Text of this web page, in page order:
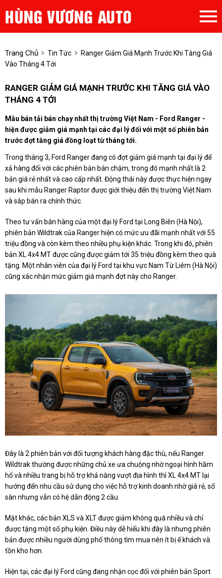
Trang Chủ Tin Tức
Ranger Giảm Giá Mạnh Trước Khi Tăng Giá
Vào Tháng 4 Tới
RANGER GIẢM GIÁ MẠNH TRƯỚC KHI TĂNG GIÁ VÀO
THÁNG 4 TỚI
Mẫu bán tải bán chạy nhất thị trường Việt Nam - Ford Ranger -
hiện được giảm giá mạnh tại các đại lý đối với một số phiên bản
trước đợt tăng giá đồng loạt từ tháng tới.
Trong tháng 3, Ford Ranger đang có đợt giảm giá mạnh tại đại lý để
xả hàng đối với các phiên bản bán chậm, trong đó mạnh nhất là 2
bản giá rẻ nhất và cao cấp nhất. Động thái này được thực hiện ngay
sau khi mẫu Ranger Raptor được giới thiệu đến thị trường Việt Nam
và sắp bán ra chính thức.
Theo tư vấn bán hàng của một đại lý Ford tại Long Biên (Hà Nội),
phiên bản Wildtrak của Ranger hiện có mức ưu đãi mạnh nhất với 55
triệu đồng và còn kèm theo nhiều phụ kiện khác. Trong khi đó, phiên
bản XL 4x4 MT được cũng được giảm tới 35 triệu đồng kèm theo quà
tặng. Một nhân viên của đại lý Ford tại khu vực Nam Từ Liêm (Hà Nội)
cũng xác nhận mức giảm giá mạnh đợt này cho Ranger.
Đây là 2 phiên bản với đối tượng khách hàng đặc thù, nếu Ranger
Wildtrak thường được những chủ xe ưa chuộng nhờ ngoại hình hầm
hố và nhiều trang bị hỗ trợ khả năng vượt địa hình thì XL 4x4 MT lại
hướng đến nhu cầu sử dụng cho việc hỗ trợ kinh doanh nhờ giá rẻ, số
sàn nhưng vẫn có hệ dẫn động 2 cầu.
Mặt khác, các bản XLS và XLT được giảm không quá nhiều và chỉ
được tặng một số phụ kiện. Điều này dễ hiểu khi đây là nhưng phiên
bản được nhiều người dùng phổ thông tìm mua nên ít bị ế khách và
tồn kho hơn.
Hiện tại, các đại lý Ford cũng đang nhận cọc đối với phiên bản Sport